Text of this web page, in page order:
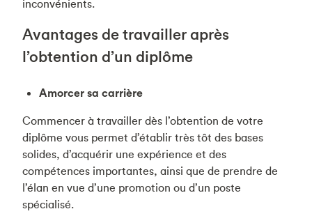
inconvénients.
Avantages de travailler après
l’obtention d’un diplôme
Amorcer sa carrière
Commencer à travailler dès l’obtention de votre
diplôme vous permet d’établir très tôt des bases
solides, d’acquérir une expérience et des
compétences importantes, ainsi que de prendre de
l’élan en vue d’une promotion ou d’un poste
spécialisé.